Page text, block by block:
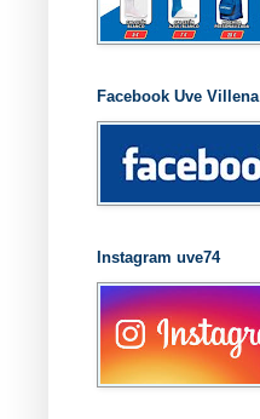
Facebook Uve Villena
Instagram uve74